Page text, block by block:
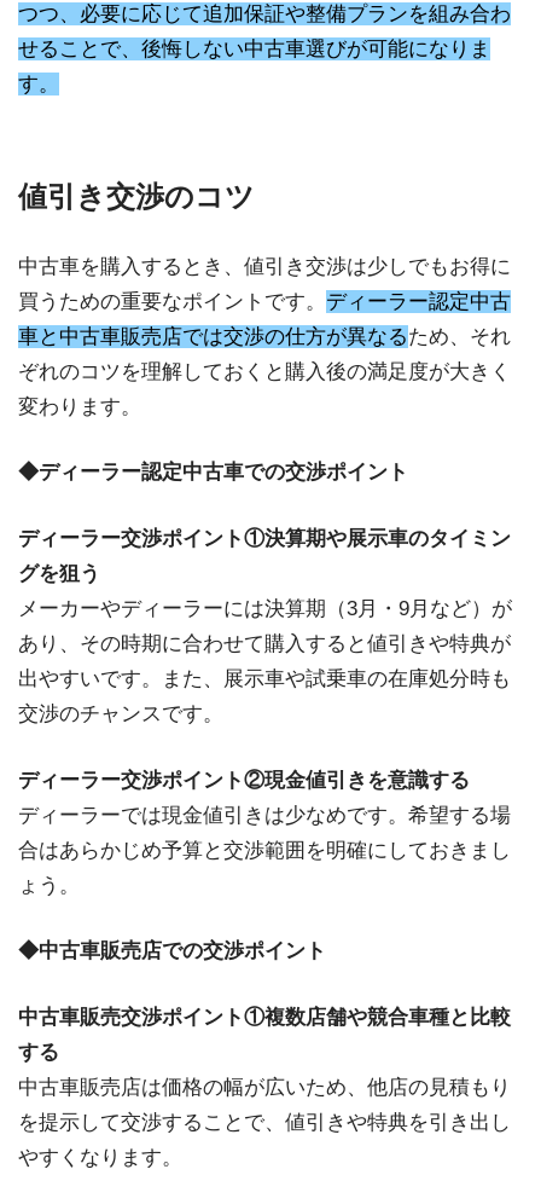
つつ、必要に応じて追加保証や整備プランを組み合わ
せることで、後悔しない中古車選びが可能になりま
す。
値引き交渉のコツ
中古車を購入するとき、値引き交渉は少しでもお得に
買うための重要なポイントです。 ディーラー認定中古
車と中古車販売店では交渉の仕方が異なるため、それ
ぞれのコツを理解しておくと購入後の満足度が大きく
変わります。
◆ディーラー認定中古車での交渉ポイント
ディーラー交渉ポイント①決算期や展示車のタイミン
グを狙う
メーカーやディーラーには決算期（3月・9月など）が
あり、その時期に合わせて購入すると値引きや特典が
出やすいです。また、展示車や試乗車の在庫処分時も
交渉のチャンスです。
ディーラー交渉ポイント②現金値引きを意識する
ディーラーでは現金値引きは少なめです。希望する場
合はあらかじめ予算と交渉範囲を明確にしておきまし
ょう。
◆中古車販売店での交渉ポイント
中古車販売交渉ポイント①複数店舗や競合車種と比較
する
中古車販売店は価格の幅が広いため、他店の見積もり
を提示して交渉することで、値引きや特典を引き出し
やすくなります。